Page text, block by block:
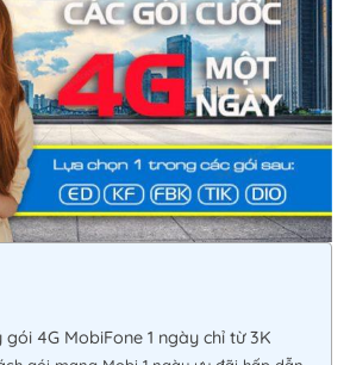
gói 4G MobiFone 1 ngày chỉ từ 3K